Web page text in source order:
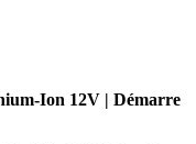
Ion 12V | Démarre